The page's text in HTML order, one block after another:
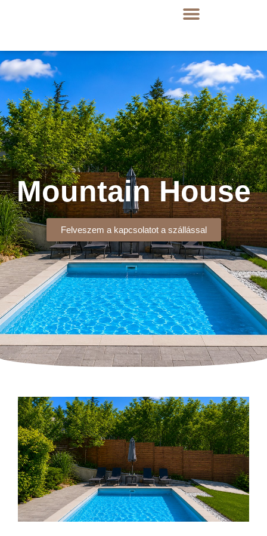
Mountain House
Felveszem a kapcsolatot a szállással